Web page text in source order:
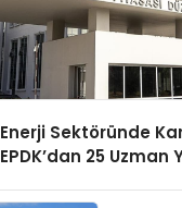
Enerji Sektöründe
EPDK’dan 25 Uzman